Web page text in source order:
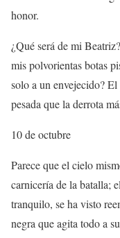
honor.
¿Qué será de mi
mis polvorientas botas
solo a un envejecido?
pesada que la derrota
10 de octubre
Parece que el cielo
carnicería de la batalla;
tranquilo, se ha visto
negra que agita todo a